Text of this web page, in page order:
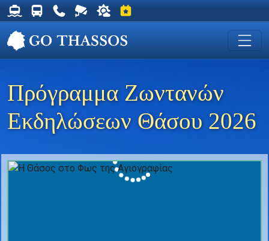
Δρομολόγια Φέρυ για Θάσο
Δρομολόγια Λεωφορείων Θάσου
Χρήσιμα Τηλέφωνα
Ζωντανή Κάμερα στη Χρυσή Ακτή
Ο καιρός στη Θάσο
Εκδηλώσεις στη Θάσο
Πρόγραμμα Ζωντανών
Εκδηλώσεων Θάσου 2026